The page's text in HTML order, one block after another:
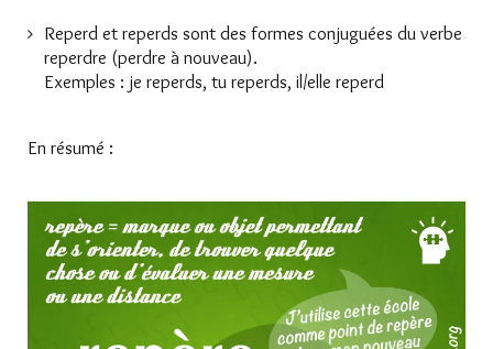
Reperd et reperds sont des formes conjuguées du verbe
reperdre (perdre à nouveau).
Exemples : je reperds, tu reperds, il/elle reperd
En résumé :